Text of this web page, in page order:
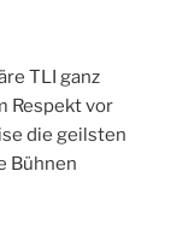
TLI ganz
Respekt vor
die geilsten
Bühnen